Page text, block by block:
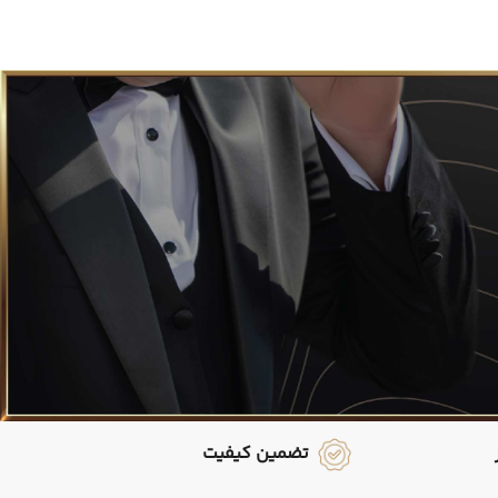
تضمین کیفیت